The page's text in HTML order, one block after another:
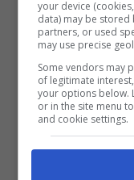
"Caro
fa un
Le parole
your device
data) may be stored
partners, or used
may use precise
Some vendors may
of legitimate
your options below.
or in the site menu
and cookie settings.